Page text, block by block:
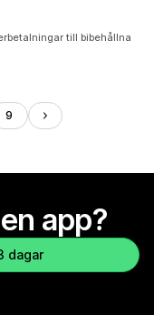
till bibehållna
9
app?
dagar